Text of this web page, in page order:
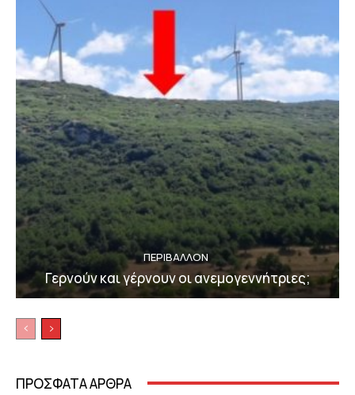
ΠΕΡΙΒΆΛΛΟΝ
Γερνούν και γέρνουν οι ανεμογεννήτριες;
ΠΡΟΣΦΑΤΑ ΑΡΘΡΑ